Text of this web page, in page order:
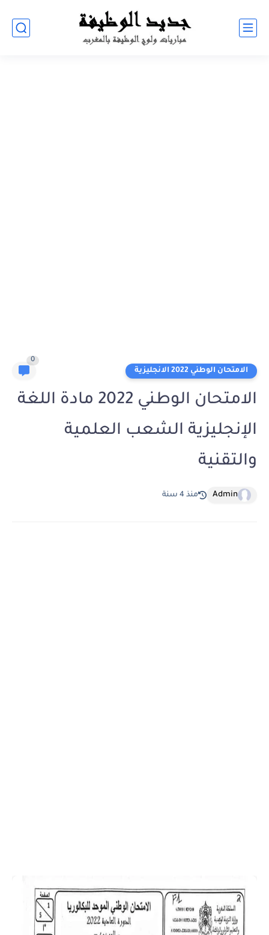
الامتحان الوطني 2022 الانجليزية
0
الامتحان الوطني 2022 مادة اللغة
الإنجليزية الشعب العلمية
والتقنية
Admin منذ 4 سنة